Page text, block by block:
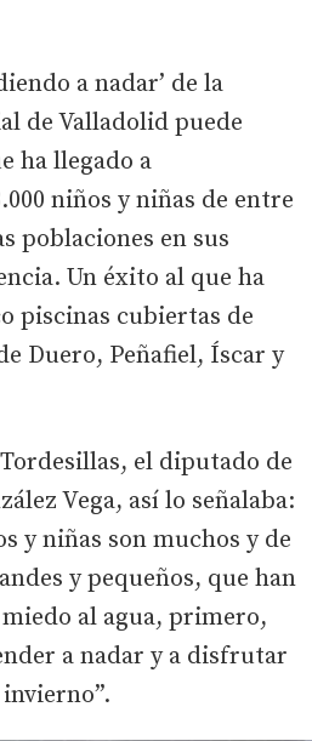
a nadar’ de la
de Valladolid puede
ha llegado a
niños y niñas de entre
poblaciones en sus
Un éxito al que ha
piscinas cubiertas de
Duero, Peñafiel, Íscar y
el diputado de
Vega, así lo señalaba:
y niñas son muchos y de
y pequeños, que han
al agua, primero,
a nadar y a disfrutar